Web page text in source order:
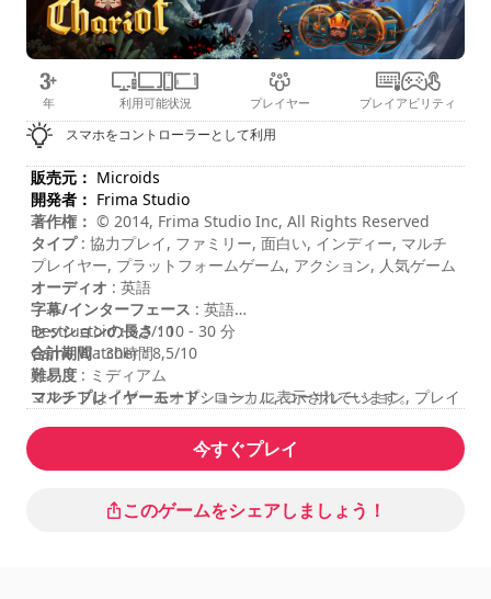
年 利用可能状況 プレイヤー プレイアビリティ
スマホをコントローラーとして利用
販売元： Microids
開発者： Frima Studio
著作権： © 2014, Frima Studio Inc, All Rights Reserved
タイプ: 協力プレイ, ファミリー, 面白い, インディー, マルチ
プレイヤー, プラットフォームゲーム, アクション, 人気ゲーム
オーディオ : 英語
字幕/インターフェース : 英語
セッションの長さ: 10 - 30 分
合計期間: 30時間
難易度 : ミディアム
マルチプレイヤーモード: ローカル, コーポレーション, プレイ
レーティング
Destructoid : 8,5/10
Game Watcher : 8,5/10
コマンドは「ゲームオプション」に表示されています。
今すぐプレイ
このゲームをシェアしましょう！